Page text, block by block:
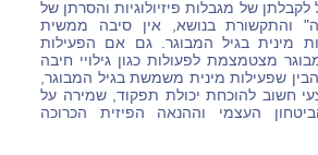
של מגבלות פיזיולוגיות והסרתן של
והתקשורת בנושא, אין סיבה ממשית
מינית בגיל המבוגר. גם אם הפעילות
מצטמצמת לפעולות כגון גילויי חיבה
שפעילות מינית משמשת בגיל המבוגר,
חשוב להוכחת יכולת תפקוד, שמירה על
העצמי וההנאה הפיזית הכרוכה